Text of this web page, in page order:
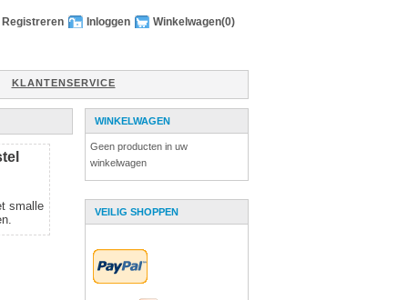
Registreren Inloggen Winkelwagen(0)
KLANTENSERVICE
smalle
WINKELWAGEN
Geen producten in uw
winkelwagen
VEILIG SHOPPEN